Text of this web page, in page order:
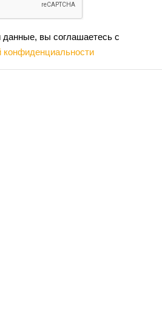
вы соглашаетесь с
конфиденциальности